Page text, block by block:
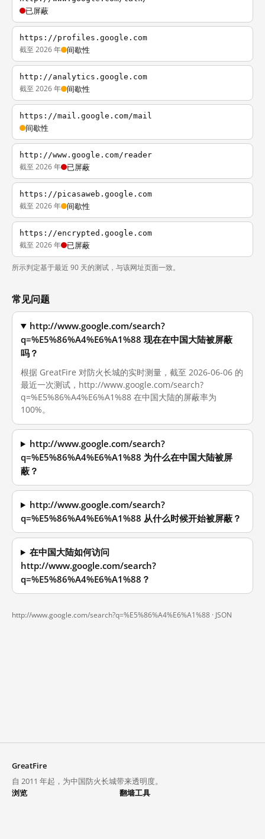
已屏蔽
https://profiles.google.com
截至 2026 年 间歇性
http://analytics.google.com
截至 2026 年 间歇性
https://mail.google.com/mail
间歇性
http://www.google.com/reader
截至 2026 年 已屏蔽
https://picasaweb.google.com
截至 2026 年 间歇性
https://encrypted.google.com
截至 2026 年 已屏蔽
所示判定基于最近 90 天的测试，与该网址页面一致。
常见问题
http://www.google.com/search?
q=%E5%86%A4%E6%A1%88 现在在中国大陆被屏蔽
吗？
根据 GreatFire 对防火长城的实时测量，截至 2026-06-06 的
最近一次测试，http://www.google.com/search?
q=%E5%86%A4%E6%A1%88 在中国大陆的屏蔽率为
100%。
http://www.google.com/search?
q=%E5%86%A4%E6%A1%88 为什么在中国大陆被屏
蔽？
http://www.google.com/search?
q=%E5%86%A4%E6%A1%88 从什么时候开始被屏蔽？
在中国大陆如何访问
http://www.google.com/search?
q=%E5%86%A4%E6%A1%88？
http://www.google.com/search?q=%E5%86%A4%E6%A1%88 · JSON
GreatFire
自 2011 年起，为中国防火长城带来透明度。
浏览
翻墙工具